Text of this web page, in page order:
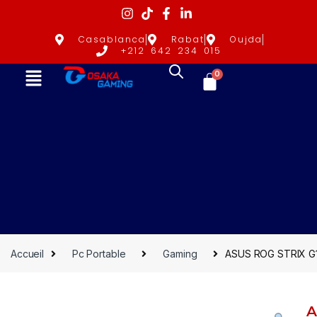
Casablanca Rabat
Oujda
+212 642 234 015
0
Accueil Pc Portable Gaming ASUS ROG STRIX